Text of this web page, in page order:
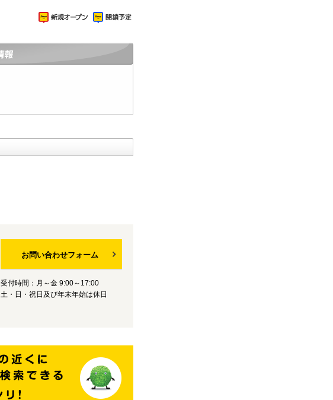
お問い合わせフォーム
受付時間：月～金 9:00～17:00
土・日・祝日及び年末年始は休日